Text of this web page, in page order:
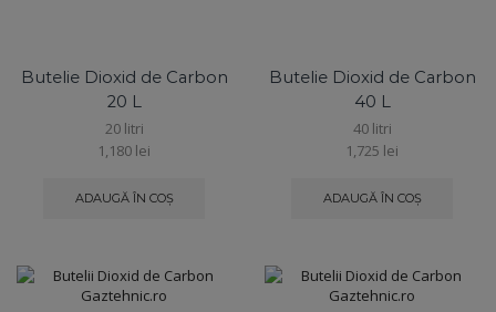
Butelie Dioxid de Carbon
20 L
20 litri
1,180 lei
ADAUGĂ ÎN COȘ
Butelie Dioxid de Carbon
40 L
40 litri
1,725 lei
ADAUGĂ ÎN COȘ